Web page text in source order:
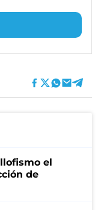
el
de